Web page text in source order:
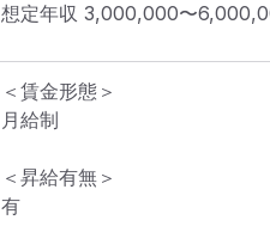
想定年収 3,000,000〜
＜賃金形態＞
月給制
＜昇給有無＞
有